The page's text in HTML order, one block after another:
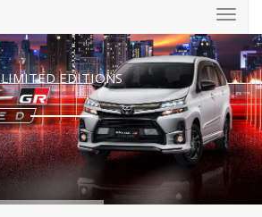
LIMITED EDITIONS